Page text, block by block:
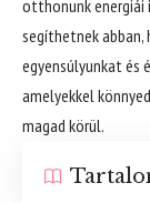
otthonunk energiái
segíthetnek
egyensúlyunkat és
amelyekkel
magad körül.